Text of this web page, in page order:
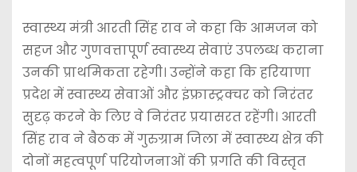
स्वास्थ्य मंत्री आरती सिंह राव ने कहा कि आमजन को
सहज और गुणवत्तापूर्ण स्वास्थ्य सेवाएं उपलब्ध कराना
उनकी प्राथमिकता रहेगी। उन्होंने कहा कि हरियाणा
प्रदेश में स्वास्थ्य सेवाओं और इंफ्रास्ट्रक्चर को निरंतर
सुदृढ़ करने के लिए वे निरंतर प्रयासरत रहेंगी। आरती
सिंह राव ने बैठक में गुरुग्राम जिला में स्वास्थ्य क्षेत्र की
दोनों महत्वपूर्ण परियोजनाओं की प्रगति की विस्तृत